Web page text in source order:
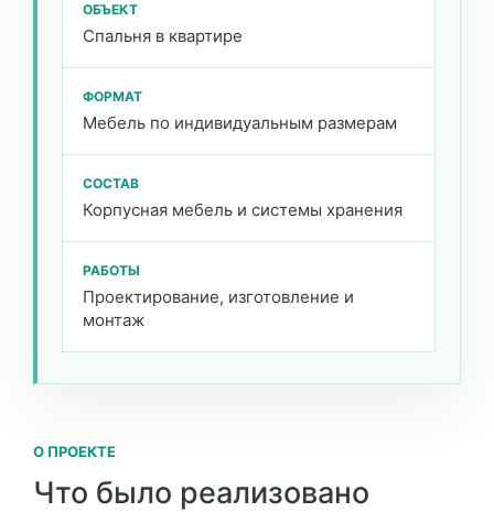
ОБЪЕКТ
Спальня в квартире
ФОРМАТ
Мебель по индивидуальным размерам
СОСТАВ
Корпусная мебель и системы хранения
РАБОТЫ
Проектирование, изготовление и
монтаж
О ПРОЕКТЕ
Что было реализовано